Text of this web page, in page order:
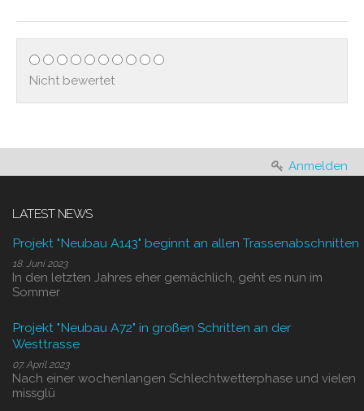
Nicht bewertet
Anmelden
LATEST NEWS
Projekt "Neubau A143" beginnt an allen Trassenabschnitten
18. Juni 2023
In den letzten Jahres eher gemächlich, geht es nun im
Sommer
Projekt "Neubau A72" in großen Schritten an der
Westtrasse
07. April 2023
Nach einer wochenlangen Schlechtwetterphase und vielen
missglü